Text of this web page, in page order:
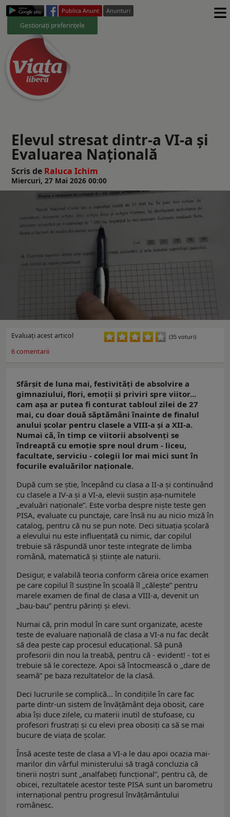
Publica Anunt Anunturi
Gestionați preferințele ≡
Elevul stresat dintr-a VI-a și
Evaluarea Națională
Scris de Raluca Ichim
Miercuri, 27 Mai 2026 00:00
Evaluaţi acest articol (35 voturi)
6comentarii
Sfârșit de luna mai, festivități de absolvire a
gimnaziului, flori, emoții și priviri spre viitor...
cam așa ar putea fi conturat tabloul zilei de 27
mai, cu doar două săptămâni înainte de finalul
anului școlar pentru clasele a VIII-a și a XII-a.
Numai că, în timp ce viitorii absolvenți se
îndreaptă cu emoție spre noul drum - liceu,
facultate, serviciu - colegii lor mai mici sunt în
focurile evaluărilor naționale.
După cum se știe, începând cu clasa a II-a și continuând
cu clasele a IV-a și a VI-a, elevii susțin așa-numitele
„evaluări naționale”. Este vorba despre niște teste gen
PISA, evaluate cu punctaje, care însă nu au nicio miză în
catalog, pentru că nu se pun note. Deci situația școlară
a elevului nu este influențată cu nimic, dar copilul
trebuie să răspundă unor teste integrate de limba
română, matematică și științe ale naturii.
Desigur, e valabilă teoria conform căreia orice examen
pe care copilul îl susține în școală îl „călește” pentru
marele examen de final de clasa a VIII-a, devenit un
„bau-bau” pentru părinți și elevi.
Numai că, prin modul în care sunt organizate, aceste
teste de evaluare națională de clasa a VI-a nu fac decât
să dea peste cap procesul educațional. Să pună
profesorii din nou la treabă, pentru că - evident! - tot ei
trebuie să le corecteze. Apoi să întocmească o „dare de
seamă” pe baza rezultatelor de la clasă.
Deci lucrurile se complică... în condițiile în care fac
parte dintr-un sistem de învățământ deja obosit, care
abia își duce zilele, cu materii inutil de stufoase, cu
profesori frustrați și cu elevi prea obosiți ca să se mai
bucure de viața de școlar.
Însă aceste teste de clasa a VI-a le dau apoi ocazia mai-
marilor din vârful ministerului să tragă concluzia că
tinerii noștri sunt „analfabeți funcțional”, pentru că, de
obicei, rezultatele acestor teste PISA sunt un barometru
internațional pentru progresul învățământului
românesc.